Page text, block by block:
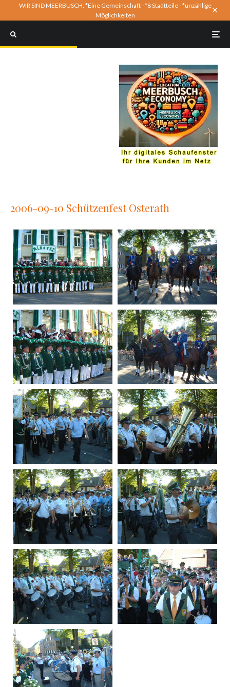
WIR SIND MEERBUSCH: *Eine Gemeinschaft - *8 Stadtteile - *unzählige
Möglichkeiten
2006-09-10 Schützenfest Osterath